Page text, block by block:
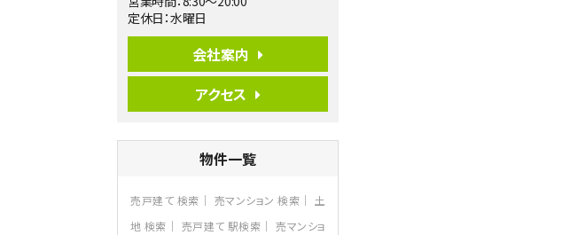
第7位
3,598万円
4ＬＤＫ
バ11分・歩6分
全棟ＬＤＫは16帖の4ＬＤＫ！食器洗い乾燥
第8位
3,680万円
定休日：水曜日
会社案内
アクセス
物件一覧
売戸建て 検索 売マンション 検索
土
地 検索
売戸建て 駅検索
売マンショ